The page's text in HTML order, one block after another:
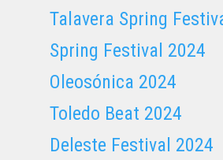
Talavera Spring
Spring Festival 2024
Oleosónica 2024
Toledo Beat 2024
Deleste Festival 2024